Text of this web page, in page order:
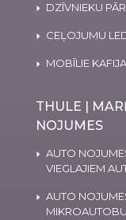
DZĪVNIEKU
CEĻOJUMU
MOBĪLIE
THULE |
NOJUMES
AUTO
VIEGLAJIEM
AUTO